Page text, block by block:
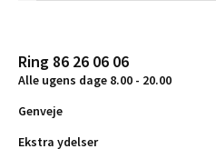
Ring 86 26 06 06
Alle ugens dage 8.00 - 20.00
Genveje
Ekstra ydelser